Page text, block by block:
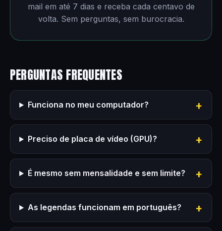
mail em até 7 dias e receba cada centavo de
volta. Sem perguntas, sem burocracia.
PERGUNTAS FREQUENTES
Funciona no meu computador?
Preciso de placa de vídeo (GPU)?
É mesmo sem mensalidade e sem limite?
As legendas funcionam em português?